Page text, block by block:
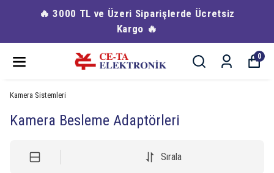
🔥 3000 TL ve Üzeri Siparişlerde Ücretsiz
Kargo 🔥
0
Kamera Sistemleri
Kamera Besleme Adaptörleri
Sırala